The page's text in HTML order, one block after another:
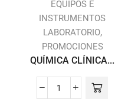
EQUIPOS E
INSTRUMENTOS
LABORATORIO,
PROMOCIONES
QUÍMICA CLÍNICA...